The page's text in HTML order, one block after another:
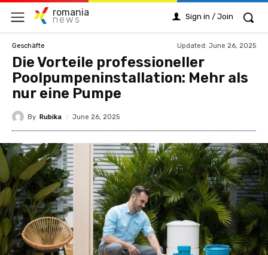
romania
news Sign in / Join
Geschäfte Updated: June 26, 2025
Die Vorteile professioneller
Poolpumpeninstallation: Mehr als
nur eine Pumpe
By Rubika June 26, 2025